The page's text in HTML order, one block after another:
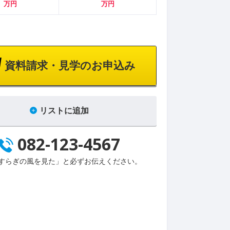
万円 万円
資料請求・見学のお申込み
リストに追加
082-123-4567
ぎの風を見た」と必ずお伝えください。